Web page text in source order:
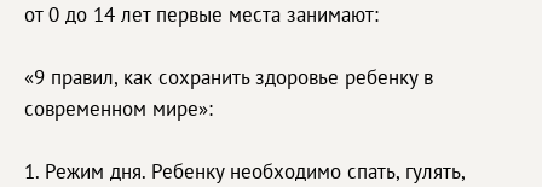
от 0 до 14 лет первые места занимают:
«9 правил, как сохранить здоровье ребенку в
современном мире»:
1. Режим дня. Ребенку необходимо спать, гулять,